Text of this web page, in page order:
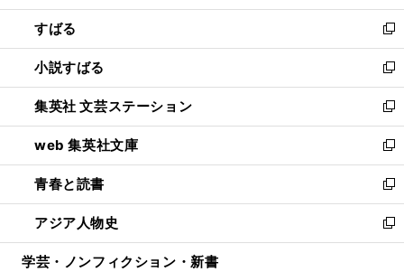
開
く
ウ
で
開
く
ン
ド
ウ
で
開
く
すばる
新
し
い
ウ
ィ
ン
ド
ウ
で
開
く
小説すばる
新
し
い
ウ
ィ
ン
ド
ウ
で
開
集英社 文芸ステーション
新
し
い
ウ
ィ
ン
ド
ウ
web 集英社文庫
新
し
い
ウ
ィ
ン
青春と読書
新
し
い
ウ
アジア人物史
新
し
学芸・ノンフィクション・新書